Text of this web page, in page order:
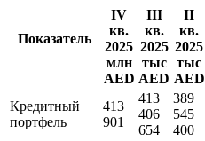
Показатель
IV
кв.
2025
млн
AED
III
кв.
2025
тыс
AED
II
кв.
2025
тыс
AED
Кредитный
портфель
413
901
413
406
654
389
545
400